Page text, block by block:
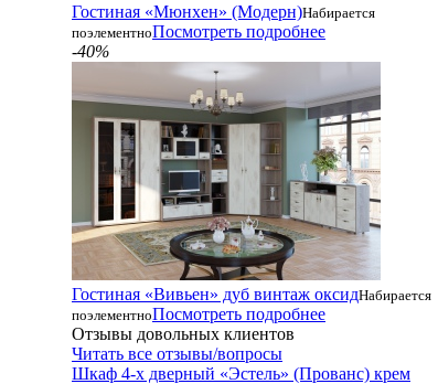
Гостиная «Мюнхен» (Модерн)Набирается
поэлементноПосмотреть подробнее
-40%
Гостиная «Вивьен» дуб винтаж оксидНабирается
поэлементноПосмотреть подробнее
Отзывы довольных клиентов
Читать все отзывы/вопросы
Шкаф 4-х дверный «Эстель» (Прованс) крем